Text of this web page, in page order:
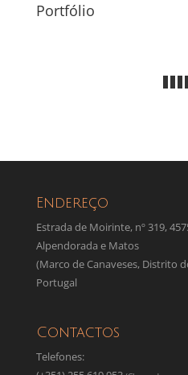
Portfólio
Endereço
Estrada de Moirinte, nº 319,
Alpendorada e Matos
(Marco de Canaveses, Distrito
Portugal
Contactos
Telefones: